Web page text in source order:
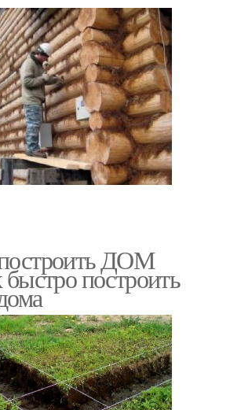
ДОМ
построить